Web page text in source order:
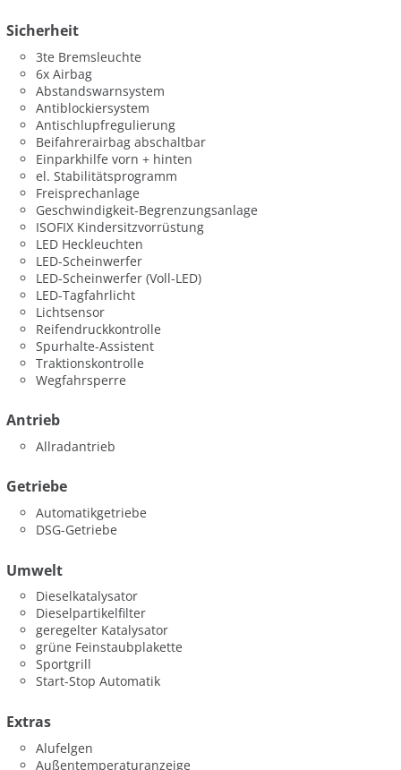
Sicherheit
3te Bremsleuchte
6x Airbag
Abstandswarnsystem
Antiblockiersystem
Antischlupfregulierung
Beifahrerairbag abschaltbar
Einparkhilfe vorn + hinten
el. Stabilitätsprogramm
Freisprechanlage
Geschwindigkeit-Begrenzungsanlage
ISOFIX Kindersitzvorrüstung
LED Heckleuchten
LED-Scheinwerfer
LED-Scheinwerfer (Voll-LED)
LED-Tagfahrlicht
Lichtsensor
Reifendruckkontrolle
Spurhalte-Assistent
Traktionskontrolle
Wegfahrsperre
Antrieb
Allradantrieb
Getriebe
Automatikgetriebe
DSG-Getriebe
Umwelt
Dieselkatalysator
Dieselpartikelfilter
geregelter Katalysator
grüne Feinstaubplakette
Sportgrill
Start-Stop Automatik
Extras
Alufelgen
Außentemperaturanzeige